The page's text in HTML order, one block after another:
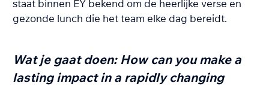
staat binnen EY bekend om de heerlijke verse en
gezonde lunch die het team elke dag bereidt.
Wat je gaat doen: How can you make a
lasting impact in a rapidly changing